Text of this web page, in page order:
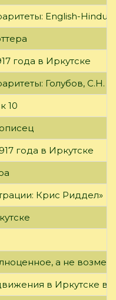
English-
года в Иркутске
Голубов, С.Н.
10
года в Иркутске
Крис Риддел»
а не
в Иркутске в